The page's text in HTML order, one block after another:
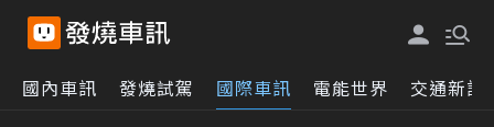
國內車訊 發燒試駕 國際車訊 電能世界 交通新訊